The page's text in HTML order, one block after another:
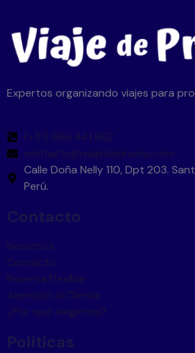
Expertos organizando viajes para
(+51) 966 841 862
contacto@viajedepromo.com
Calle Doña Nelly 110, Dpt 203.
Perú.
Nosotros
Contacto
Reserva Flexible
Atención al Cliente
¿Por qué elegirnos?